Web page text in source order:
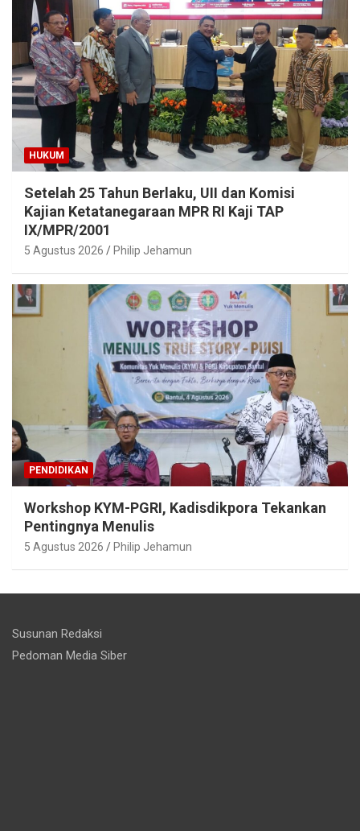
HUKUM
Setelah 25 Tahun Berlaku, UII dan Komisi
Kajian Ketatanegaraan MPR RI Kaji TAP
IX/MPR/2001
5 Agustus 2026 Philip Jehamun
PENDIDIKAN
Workshop KYM-PGRI, Kadisdikpora Tekankan
Pentingnya Menulis
5 Agustus 2026 Philip Jehamun
Susunan Redaksi
Pedoman Media Siber